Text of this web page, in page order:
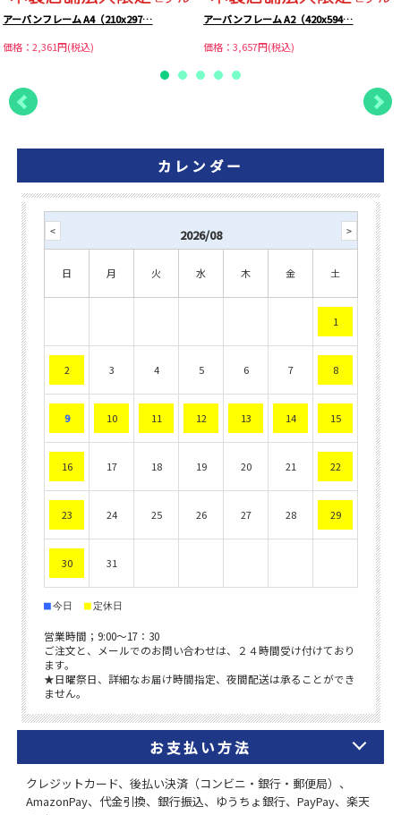
アーバンフレーム A4（210x297…
価格：2,361円(税込)
アーバンフレーム A2（420x594…
価格：3,657円(税込)
カレンダー
お支払い方法
クレジットカード、後払い決済（コンビニ・銀行・郵便局）、
AmazonPay、代金引換、銀行振込、ゆうちょ銀行、PayPay、楽天